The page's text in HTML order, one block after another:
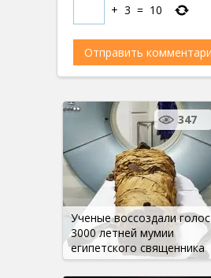
+ 3 = 10
Ученые воссоздали голос
3000 летней мумии
египетского священника
347